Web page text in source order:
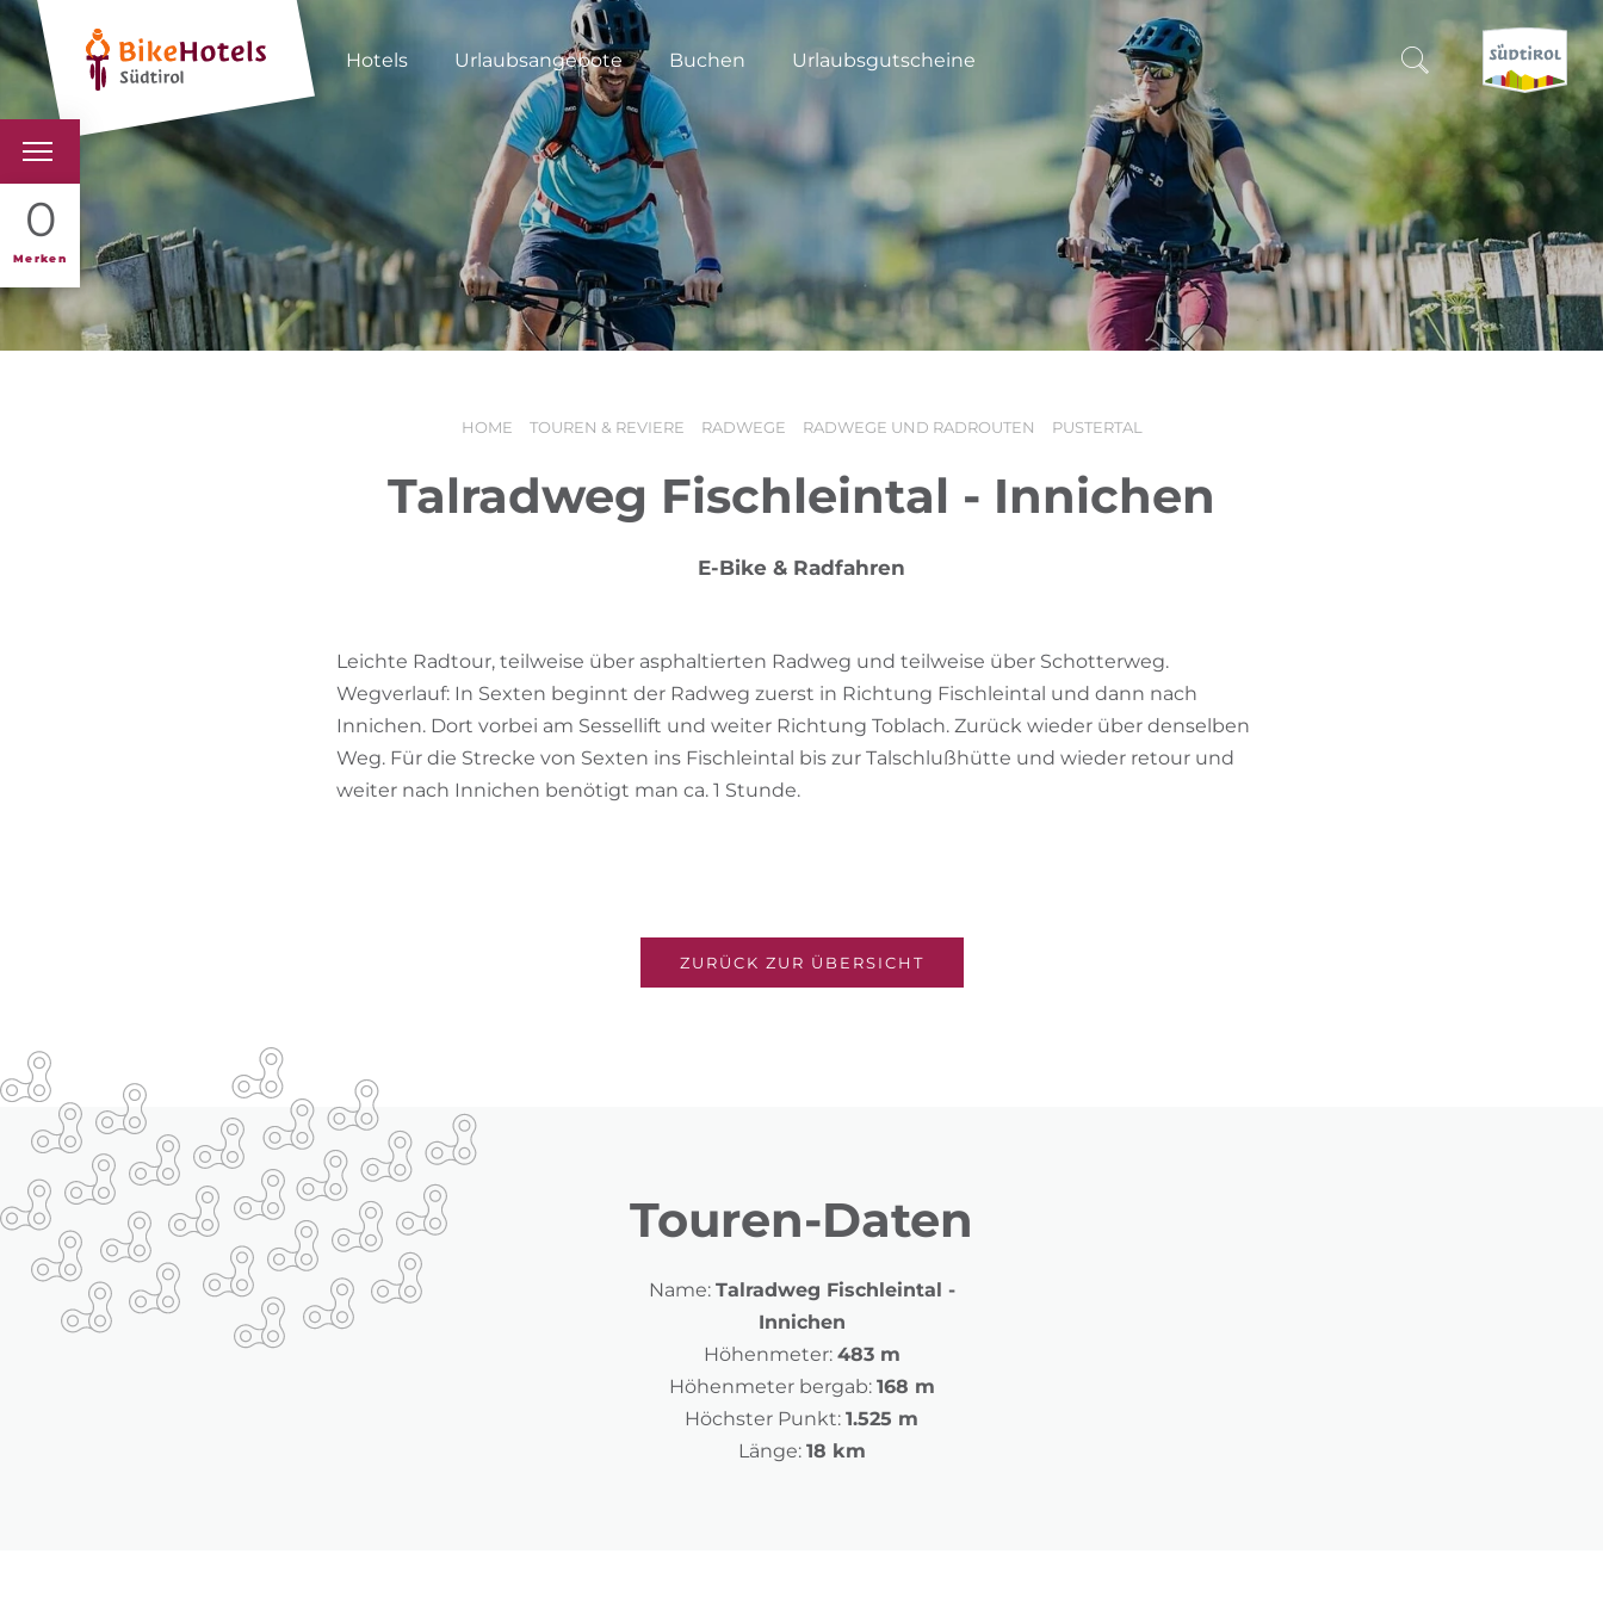
Hotels Urlaubsangebote Buchen Urlaubsgutscheine
0
Merken
BIKEHOTELS
HOTELS & PAKETE
TOUREN & REVIERE
SUCHEN & BUCHEN
ENTDECKE SÜDTIROL
WANN?
-
HOME TOUREN & REVIERE RADWEGE RADWEGE UND RADROUTEN PUSTERTAL
Talradweg Fischleintal - Innichen
E-Bike & Radfahren
Leichte Radtour, teilweise über asphaltierten Radweg und teilweise über Schotterweg.
Wegverlauf: In Sexten beginnt der Radweg zuerst in Richtung Fischleintal und dann nach
Innichen. Dort vorbei am Sessellift und weiter Richtung Toblach. Zurück wieder über denselben
Weg. Für die Strecke von Sexten ins Fischleintal bis zur Talschlußhütte und wieder retour und
weiter nach Innichen benötigt man ca. 1 Stunde.
ZURÜCK ZUR ÜBERSICHT
Touren-Daten
Name: Talradweg Fischleintal -
Innichen
Höhenmeter: 483 m
Höhenmeter bergab: 168 m
Höchster Punkt: 1.525 m
Länge: 18 km